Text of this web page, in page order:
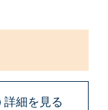
詳細を見る